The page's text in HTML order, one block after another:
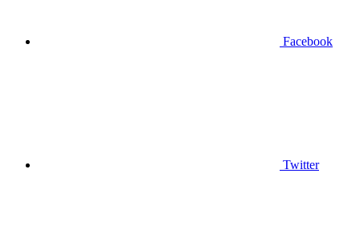
Facebook
Twitter